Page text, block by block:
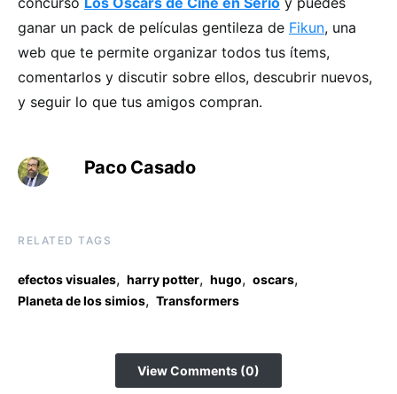
ganar un pack de películas gentileza de Fikun, una
web que te permite organizar todos tus ítems,
comentarlos y discutir sobre ellos, descubrir nuevos,
y seguir lo que tus amigos compran.
Paco Casado
RELATED TAGS
efectos visuales, harry potter, hugo, oscars,
Planeta de los simios, Transformers
View Comments (0)